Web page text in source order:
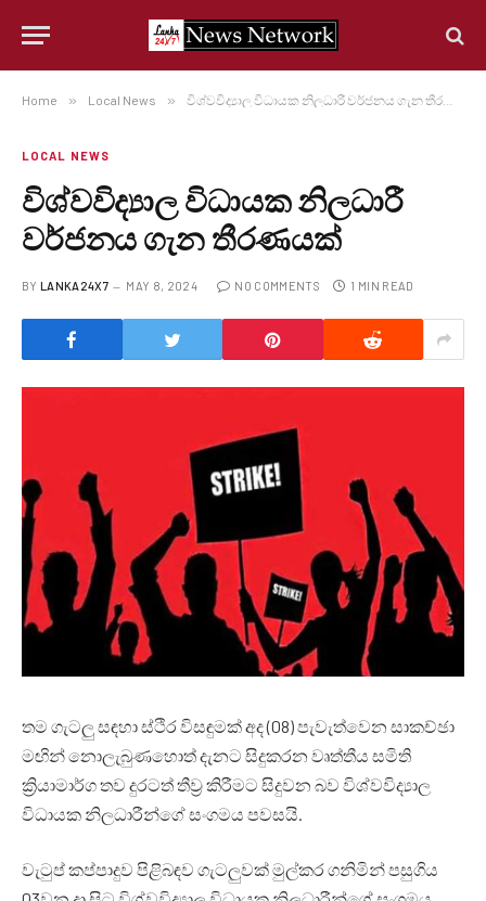
Home » Local News » විශ්වවිද්‍යාල විධායක නිලධාරී වර්ජනය ගැන තීරණයක්
LOCAL NEWS
විශ්වවිද්‍යාල විධායක නිලධාරී
වර්ජනය ගැන තීරණයක්
BY LANKA24X7 MAY 8, 2024 NO COMMENTS 1 MIN READ
තම ගැටලු සඳහා ස්ථිර විසඳුමක් අද (08) පැවැත්වෙන සාකච්ඡා
මඟින් නොලැබුණහොත් දැනට සිදුකරන වෘත්තීය සමිති
ක්‍රියාමාර්ග තව දුරටත් තීව්‍ර කිරීමට සිදුවන බව විශ්වවිද්‍යාල
විධායක නිලධාරීන්ගේ සංගමය පවසයි.
වැටුප් කප්පාදුව පිළිබඳව ගැටලුවක් මුල්කර ගනිමින් පසුගිය